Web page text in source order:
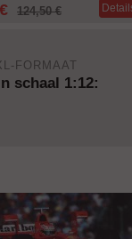
124,50 €
FORMAAT
schaal 1:12: